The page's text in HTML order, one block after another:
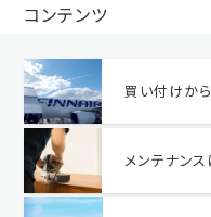
コンテンツ
買い付けか
メンテナン